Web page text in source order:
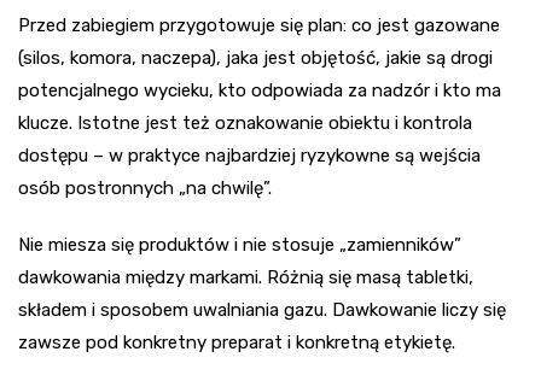
Przed zabiegiem przygotowuje się plan: co jest gazowane
(silos, komora, naczepa), jaka jest objętość, jakie są drogi
potencjalnego wycieku, kto odpowiada za nadzór i kto ma
klucze. Istotne jest też oznakowanie obiektu i kontrola
dostępu – w praktyce najbardziej ryzykowne są wejścia
osób postronnych „na chwilę”.
Nie miesza się produktów i nie stosuje „zamienników”
dawkowania między markami. Różnią się masą tabletki,
składem i sposobem uwalniania gazu. Dawkowanie liczy się
zawsze pod konkretny preparat i konkretną etykietę.